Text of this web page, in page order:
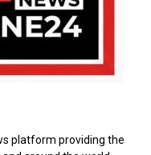
platform providing the